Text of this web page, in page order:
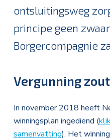
ontsluitingsweg
principe geen
Borgercompagnie
Vergunning
In november 2018 heeft
winningsplan ingediend (
samenvatting). Het